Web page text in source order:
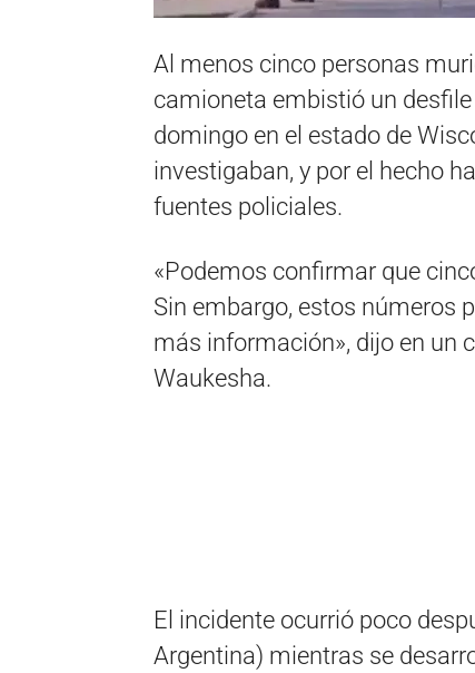
Al menos cinco personas
camioneta embistió un
domingo en el estado de
investigaban, y por el hecho
fuentes policiales.
«Podemos confirmar que
Sin embargo, estos números
más información», dijo en un
Waukesha.
El incidente ocurrió poco
Argentina) mientras se